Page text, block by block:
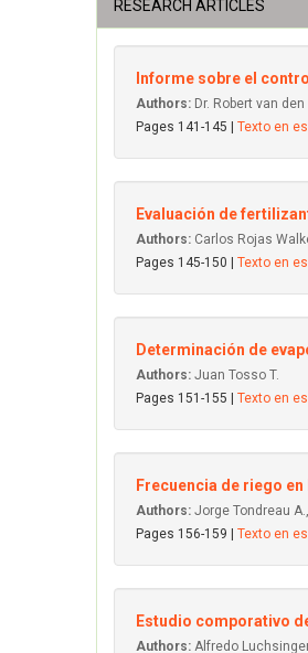
RESEARCH ARTICLES
Informe sobre el
Authors: Dr. Robert van
Pages 141-145 | Texto en
Evaluación de
Authors: Carlos Rojas
Pages 145-150 | Texto en
Determinación de
Authors: Juan Tosso T.
Pages 151-155 | Texto en
Frecuencia de riego
Authors: Jorge Tondreau
Pages 156-159 | Texto en
Estudio comporativo
Authors: Alfredo